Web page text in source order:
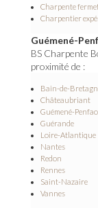
Charpente
Charpentier
Guémené-
BS Charpente
proximité de :
Bain-de-
Châteaubriant
Guémené-Penfao
Guérande
Loire-Atlantique
Nantes
Redon
Rennes
Saint-Nazaire
Vannes